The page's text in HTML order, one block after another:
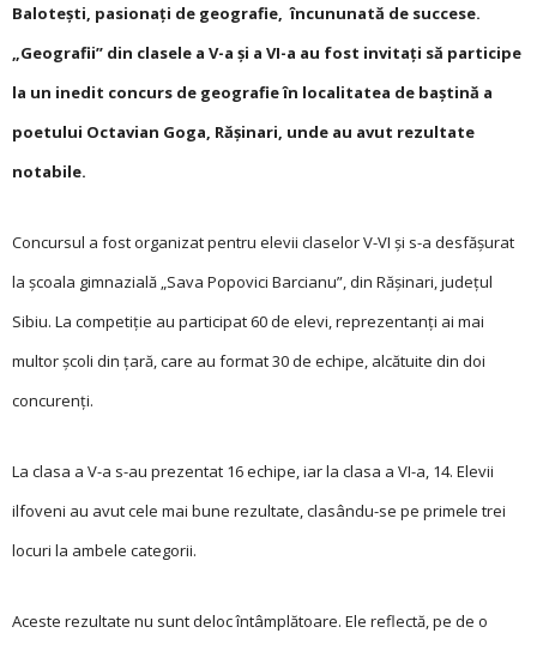
Balotești, pasionați de geografie, încununată de succese.
„Geografii” din clasele a V-a și a VI-a au fost invitați să participe
la un inedit concurs de geografie în localitatea de baștină a
poetului Octavian Goga, Rășinari, unde au avut rezultate
notabile.
Concursul a fost organizat pentru elevii claselor V-VI și s-a desfășurat
la școala gimnazială „Sava Popovici Barcianu”, din Rășinari, județul
Sibiu. La competiție au participat 60 de elevi, reprezentanți ai mai
multor școli din țară, care au format 30 de echipe, alcătuite din doi
concurenți.
La clasa a V-a s-au prezentat 16 echipe, iar la clasa a VI-a, 14. Elevii
ilfoveni au avut cele mai bune rezultate, clasându-se pe primele trei
locuri la ambele categorii.
Aceste rezultate nu sunt deloc întâmplătoare. Ele reflectă, pe de o